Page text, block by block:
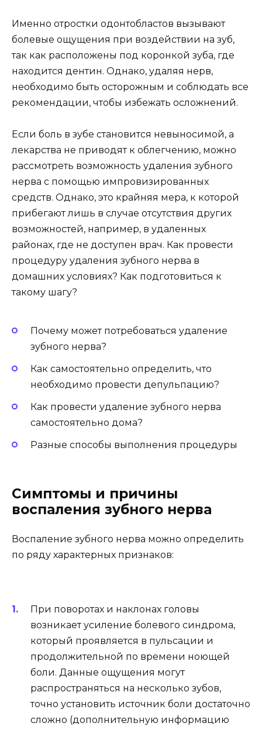
Именно отростки одонтобластов вызывают
болевые ощущения при воздействии на зуб,
так как расположены под коронкой зуба, где
находится дентин. Однако, удаляя нерв,
необходимо быть осторожным и соблюдать все
рекомендации, чтобы избежать осложнений.
Если боль в зубе становится невыносимой, а
лекарства не приводят к облегчению, можно
рассмотреть возможность удаления зубного
нерва с помощью импровизированных
средств. Однако, это крайняя мера, к которой
прибегают лишь в случае отсутствия других
возможностей, например, в удаленных
районах, где не доступен врач. Как провести
процедуру удаления зубного нерва в
домашних условиях? Как подготовиться к
такому шагу?
Почему может потребоваться удаление
зубного нерва?
Как самостоятельно определить, что
необходимо провести депульпацию?
Как провести удаление зубного нерва
самостоятельно дома?
Разные способы выполнения процедуры
Симптомы и причины
воспаления зубного нерва
Воспаление зубного нерва можно определить
по ряду характерных признаков:
При поворотах и наклонах головы
возникает усиление болевого синдрома,
который проявляется в пульсации и
продолжительной по времени ноющей
боли. Данные ощущения могут
распространяться на несколько зубов,
точно установить источник боли достаточно
сложно (дополнительную информацию